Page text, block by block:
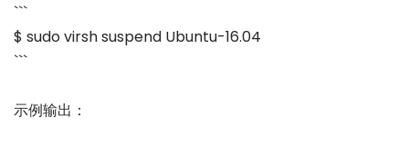
```
$ sudo virsh suspend Ubuntu-16.04
```
示例输出：